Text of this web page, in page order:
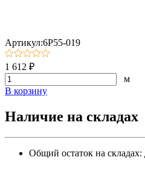
Артикул:6P55-019
1 612 ₽
м
В корзину
Наличие на складах
Общий остаток на складах: